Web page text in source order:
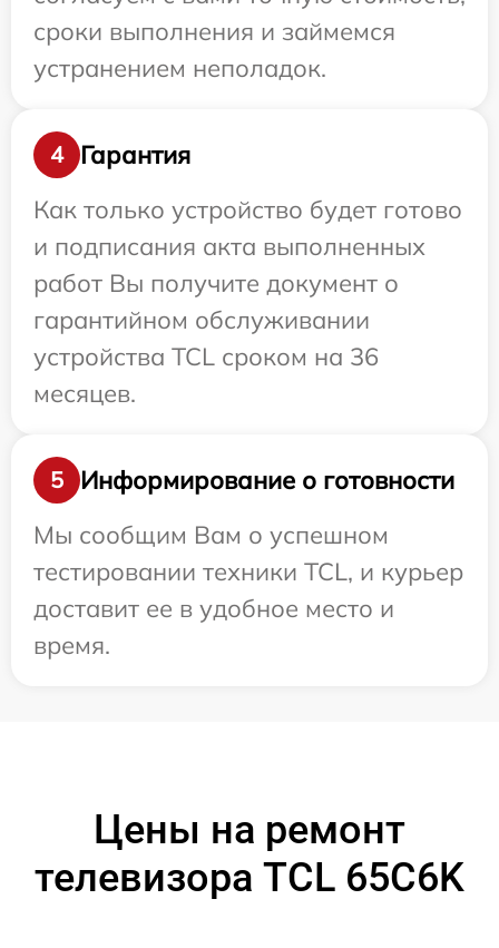
сроки выполнения и займемся
устранением неполадок.
4
Гарантия
Как только устройство будет готово
и подписания акта выполненных
работ Вы получите документ о
гарантийном обслуживании
устройства TCL сроком на 36
месяцев.
5
Информирование о готовности
Мы сообщим Вам о успешном
тестировании техники TCL, и курьер
доставит ее в удобное место и
время.
Цены на ремонт
телевизора TCL 65C6K